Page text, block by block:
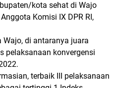
kota sehat di Wajo
Komisi IX DPR RI,
di antaranya juara
pelaksanaan konvergensi
terbaik III pelaksanaan